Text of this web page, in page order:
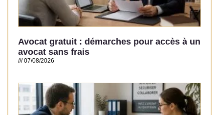
Avocat gratuit : démarches pour accès à un
avocat sans frais
07/08/2026